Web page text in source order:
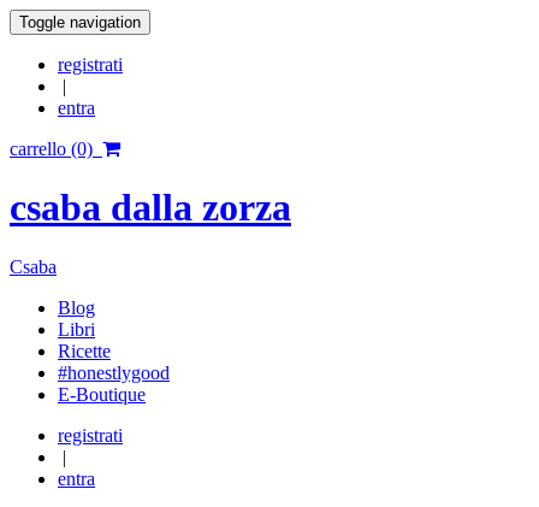
Toggle navigation
registrati
|
entra
carrello (0)
csaba dalla zorza
Csaba
Blog
Libri
Ricette
#honestlygood
E-Boutique
registrati
|
entra